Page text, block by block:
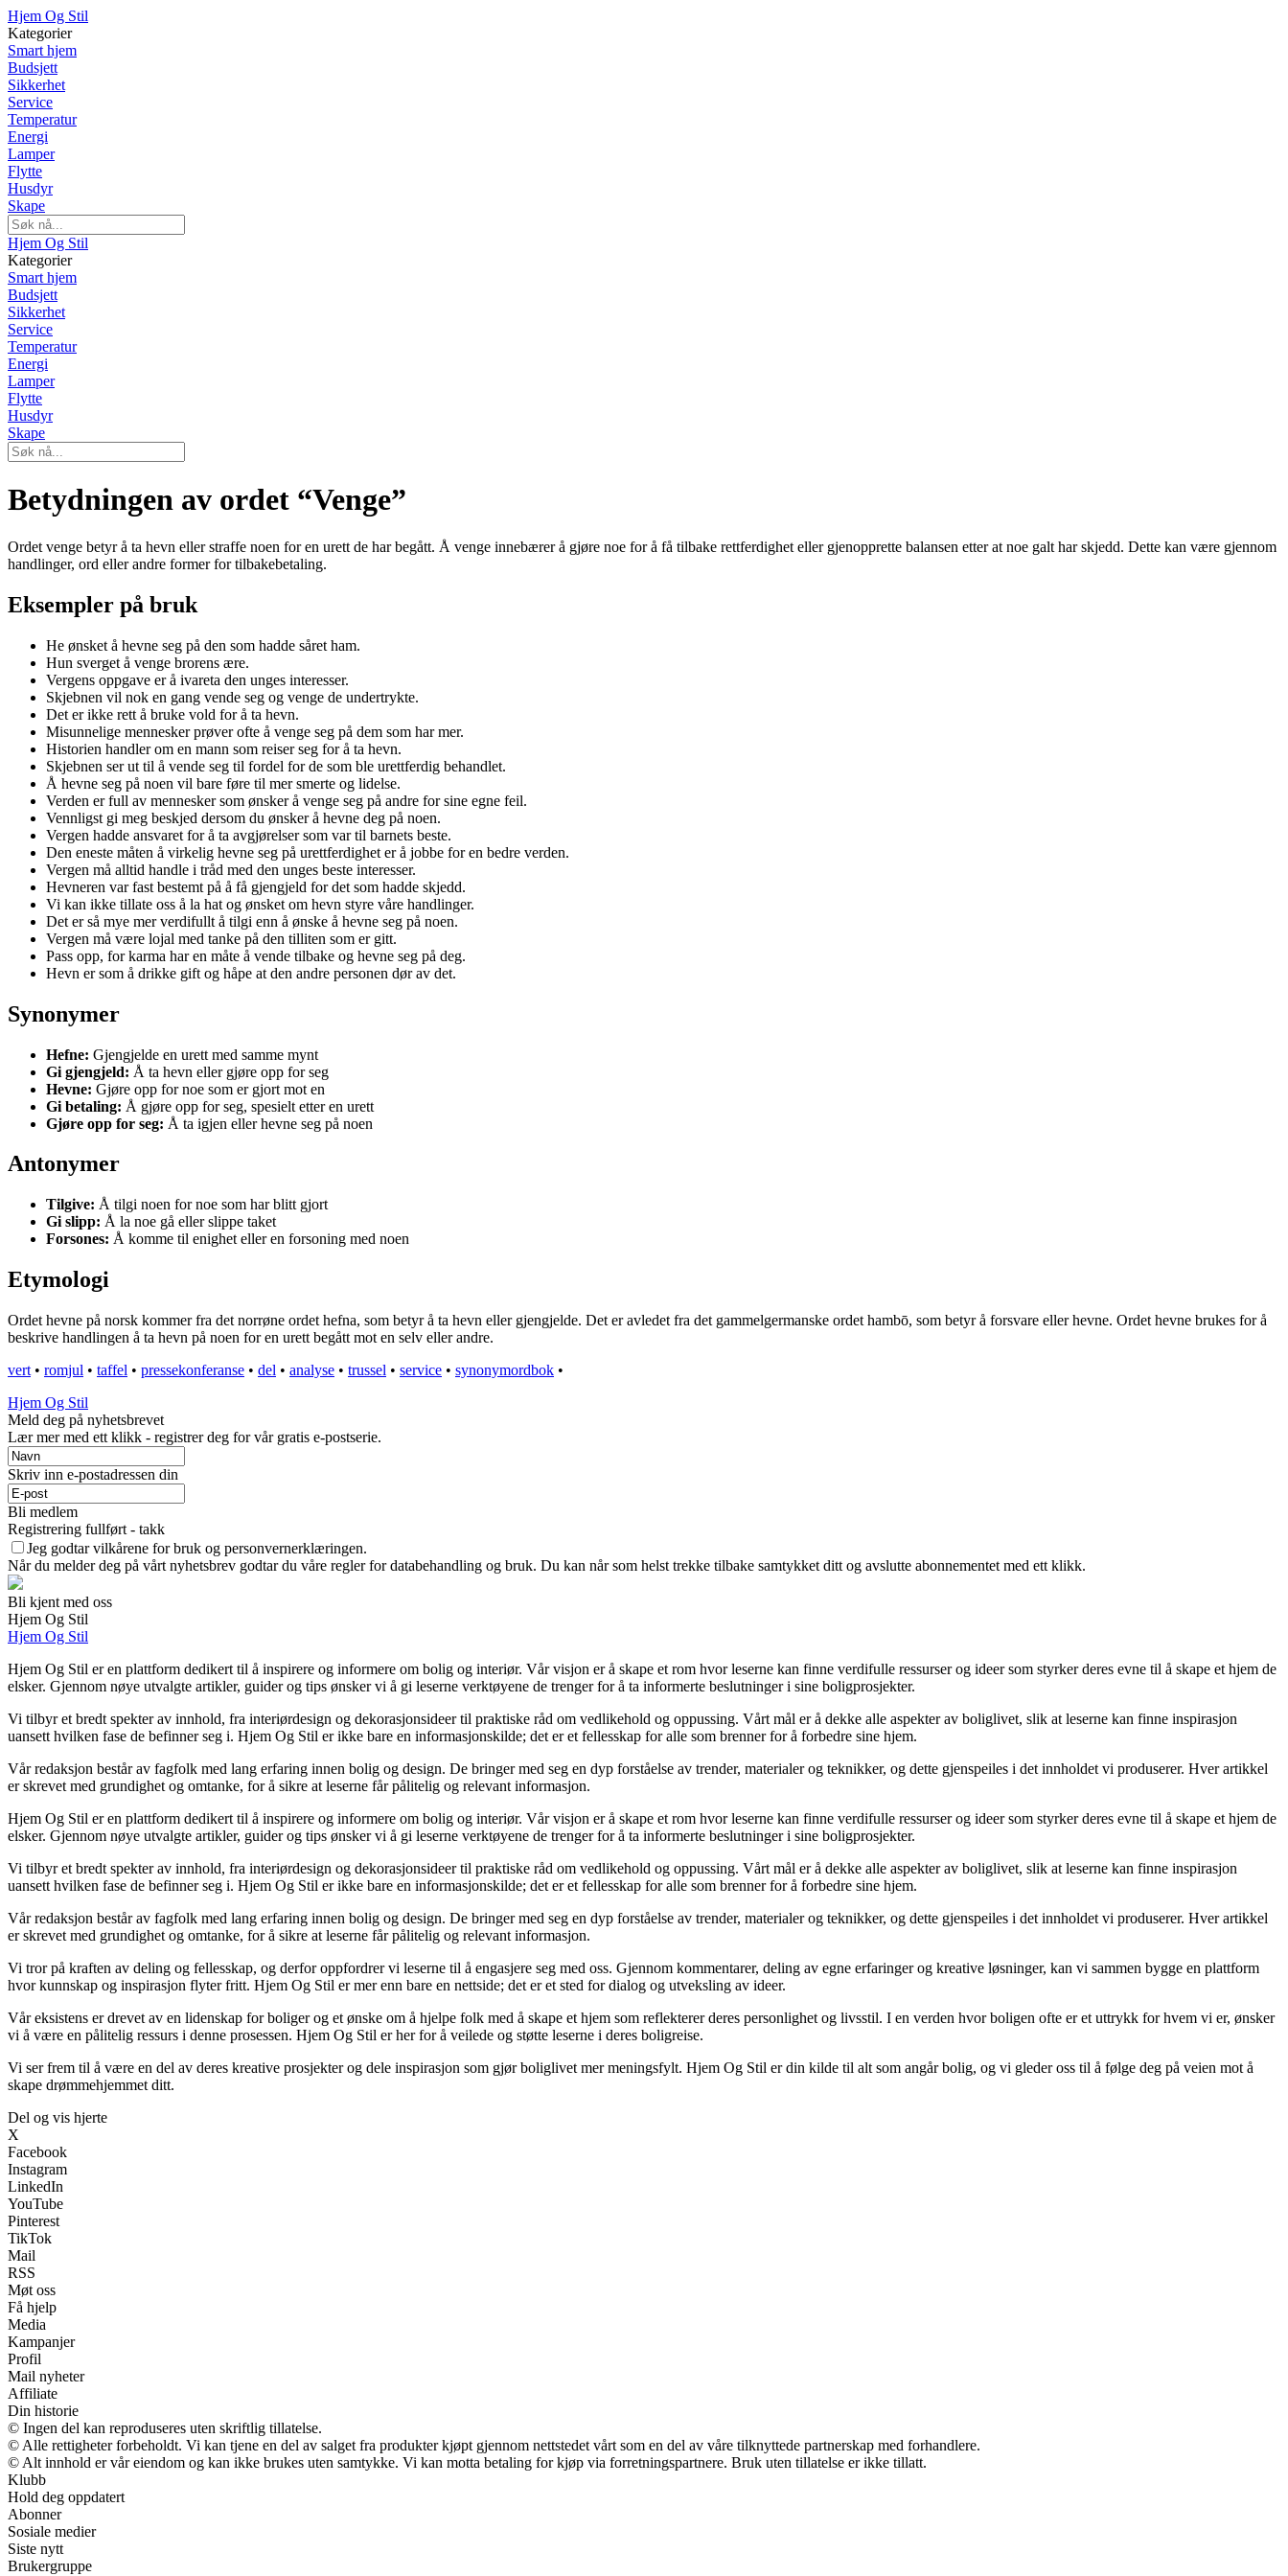
Hjem Og Stil
Kategorier
Smart hjem
Budsjett
Sikkerhet
Service
Temperatur
Energi
Lamper
Flytte
Husdyr
Skape
Hjem Og Stil
Kategorier
Smart hjem
Budsjett
Sikkerhet
Service
Temperatur
Energi
Lamper
Flytte
Husdyr
Skape
Betydningen av ordet “Venge”
Ordet venge betyr å ta hevn eller straffe noen for en urett de har begått. Å venge innebærer å gjøre noe for å få tilbake rettferdighet eller gjenopprette balansen etter at noe galt har skjedd. Dette kan være gjennom
handlinger, ord eller andre former for tilbakebetaling.
Eksempler på bruk
He ønsket å hevne seg på den som hadde såret ham.
Hun sverget å venge brorens ære.
Vergens oppgave er å ivareta den unges interesser.
Skjebnen vil nok en gang vende seg og venge de undertrykte.
Det er ikke rett å bruke vold for å ta hevn.
Misunnelige mennesker prøver ofte å venge seg på dem som har mer.
Historien handler om en mann som reiser seg for å ta hevn.
Skjebnen ser ut til å vende seg til fordel for de som ble urettferdig behandlet.
Å hevne seg på noen vil bare føre til mer smerte og lidelse.
Verden er full av mennesker som ønsker å venge seg på andre for sine egne feil.
Vennligst gi meg beskjed dersom du ønsker å hevne deg på noen.
Vergen hadde ansvaret for å ta avgjørelser som var til barnets beste.
Den eneste måten å virkelig hevne seg på urettferdighet er å jobbe for en bedre verden.
Vergen må alltid handle i tråd med den unges beste interesser.
Hevneren var fast bestemt på å få gjengjeld for det som hadde skjedd.
Vi kan ikke tillate oss å la hat og ønsket om hevn styre våre handlinger.
Det er så mye mer verdifullt å tilgi enn å ønske å hevne seg på noen.
Vergen må være lojal med tanke på den tilliten som er gitt.
Pass opp, for karma har en måte å vende tilbake og hevne seg på deg.
Hevn er som å drikke gift og håpe at den andre personen dør av det.
Synonymer
Hefne: Gjengjelde en urett med samme mynt
Gi gjengjeld: Å ta hevn eller gjøre opp for seg
Hevne: Gjøre opp for noe som er gjort mot en
Gi betaling: Å gjøre opp for seg, spesielt etter en urett
Gjøre opp for seg: Å ta igjen eller hevne seg på noen
Antonymer
Tilgive: Å tilgi noen for noe som har blitt gjort
Gi slipp: Å la noe gå eller slippe taket
Forsones: Å komme til enighet eller en forsoning med noen
Etymologi
Ordet hevne på norsk kommer fra det norrøne ordet hefna, som betyr å ta hevn eller gjengjelde. Det er avledet fra det gammelgermanske ordet hambō, som betyr å forsvare eller hevne. Ordet hevne brukes for å
beskrive handlingen å ta hevn på noen for en urett begått mot en selv eller andre.
vert • romjul • taffel • pressekonferanse • del • analyse • trussel • service • synonymordbok •
Hjem Og Stil
Meld deg på nyhetsbrevet
Lær mer med ett klikk - registrer deg for vår gratis e-postserie.
Skriv inn e-postadressen din
Bli medlem
Registrering fullført - takk
Jeg godtar vilkårene for bruk og personvernerklæringen.
Når du melder deg på vårt nyhetsbrev godtar du våre regler for databehandling og bruk. Du kan når som helst trekke tilbake samtykket ditt og avslutte abonnementet med ett klikk.
Bli kjent med oss
Hjem Og Stil
Hjem Og Stil
Hjem Og Stil er en plattform dedikert til å inspirere og informere om bolig og interiør. Vår visjon er å skape et rom hvor leserne kan finne verdifulle ressurser og ideer som styrker deres evne til å skape et hjem de
elsker. Gjennom nøye utvalgte artikler, guider og tips ønsker vi å gi leserne verktøyene de trenger for å ta informerte beslutninger i sine boligprosjekter.
Vi tilbyr et bredt spekter av innhold, fra interiørdesign og dekorasjonsideer til praktiske råd om vedlikehold og oppussing. Vårt mål er å dekke alle aspekter av boliglivet, slik at leserne kan finne inspirasjon
uansett hvilken fase de befinner seg i. Hjem Og Stil er ikke bare en informasjonskilde; det er et fellesskap for alle som brenner for å forbedre sine hjem.
Vår redaksjon består av fagfolk med lang erfaring innen bolig og design. De bringer med seg en dyp forståelse av trender, materialer og teknikker, og dette gjenspeiles i det innholdet vi produserer. Hver artikkel
er skrevet med grundighet og omtanke, for å sikre at leserne får pålitelig og relevant informasjon.
Hjem Og Stil er en plattform dedikert til å inspirere og informere om bolig og interiør. Vår visjon er å skape et rom hvor leserne kan finne verdifulle ressurser og ideer som styrker deres evne til å skape et hjem de
elsker. Gjennom nøye utvalgte artikler, guider og tips ønsker vi å gi leserne verktøyene de trenger for å ta informerte beslutninger i sine boligprosjekter.
Vi tilbyr et bredt spekter av innhold, fra interiørdesign og dekorasjonsideer til praktiske råd om vedlikehold og oppussing. Vårt mål er å dekke alle aspekter av boliglivet, slik at leserne kan finne inspirasjon
uansett hvilken fase de befinner seg i. Hjem Og Stil er ikke bare en informasjonskilde; det er et fellesskap for alle som brenner for å forbedre sine hjem.
Vår redaksjon består av fagfolk med lang erfaring innen bolig og design. De bringer med seg en dyp forståelse av trender, materialer og teknikker, og dette gjenspeiles i det innholdet vi produserer. Hver artikkel
er skrevet med grundighet og omtanke, for å sikre at leserne får pålitelig og relevant informasjon.
Vi tror på kraften av deling og fellesskap, og derfor oppfordrer vi leserne til å engasjere seg med oss. Gjennom kommentarer, deling av egne erfaringer og kreative løsninger, kan vi sammen bygge en plattform
hvor kunnskap og inspirasjon flyter fritt. Hjem Og Stil er mer enn bare en nettside; det er et sted for dialog og utveksling av ideer.
Vår eksistens er drevet av en lidenskap for boliger og et ønske om å hjelpe folk med å skape et hjem som reflekterer deres personlighet og livsstil. I en verden hvor boligen ofte er et uttrykk for hvem vi er, ønsker
vi å være en pålitelig ressurs i denne prosessen. Hjem Og Stil er her for å veilede og støtte leserne i deres boligreise.
Vi ser frem til å være en del av deres kreative prosjekter og dele inspirasjon som gjør boliglivet mer meningsfylt. Hjem Og Stil er din kilde til alt som angår bolig, og vi gleder oss til å følge deg på veien mot å
skape drømmehjemmet ditt.
Del og vis hjerte
X
Facebook
Instagram
LinkedIn
YouTube
Pinterest
TikTok
Mail
RSS
Møt oss
Få hjelp
Media
Kampanjer
Profil
Mail nyheter
Affiliate
Din historie
© Ingen del kan reproduseres uten skriftlig tillatelse.
© Alle rettigheter forbeholdt. Vi kan tjene en del av salget fra produkter kjøpt gjennom nettstedet vårt som en del av våre tilknyttede partnerskap med forhandlere.
© Alt innhold er vår eiendom og kan ikke brukes uten samtykke. Vi kan motta betaling for kjøp via forretningspartnere. Bruk uten tillatelse er ikke tillatt.
Klubb
Hold deg oppdatert
Abonner
Sosiale medier
Siste nytt
Brukergruppe